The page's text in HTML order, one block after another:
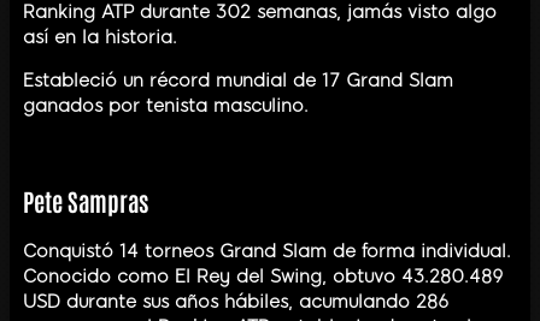
Ranking ATP durante 302 semanas, jamás visto algo
así en la historia.
Estableció un récord mundial de 17 Grand Slam
ganados por tenista masculino.
Pete Sampras
Conquistó 14 torneos Grand Slam de forma individual.
Conocido como El Rey del Swing, obtuvo 43.280.489
USD durante sus años hábiles, acumulando 286